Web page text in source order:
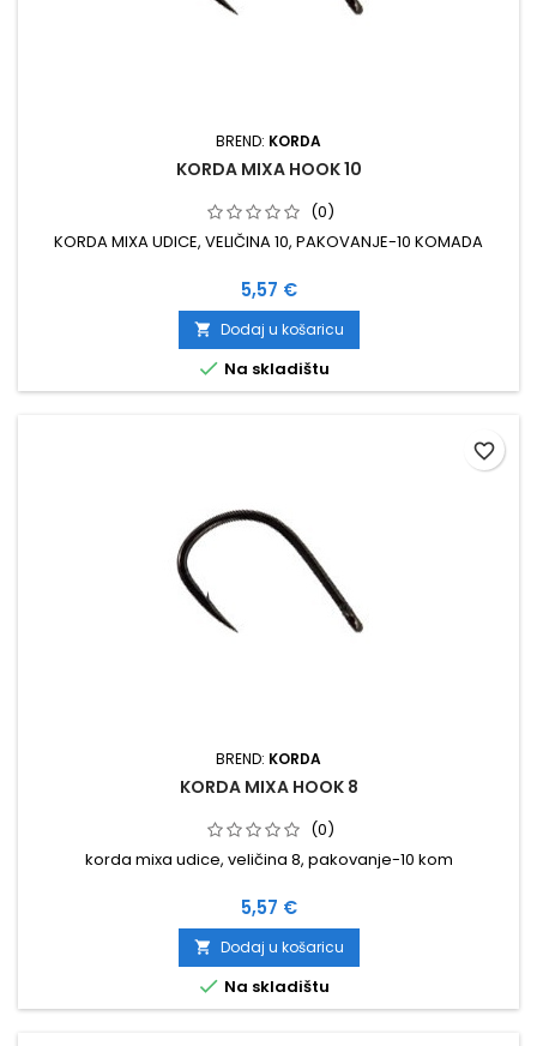
BREND: KORDA
KORDA MIXA HOOK 10
(0)
KORDA MIXA UDICE, VELIČINA 10, PAKOVANJE-10 KOMADA
Cijena
5,57 €
 Dodaj u košaricu
 Na skladištu
BREND: KORDA
KORDA MIXA HOOK 8
(0)
korda mixa udice, veličina 8, pakovanje-10 kom
Cijena
5,57 €
 Dodaj u košaricu
 Na skladištu
favorite_border